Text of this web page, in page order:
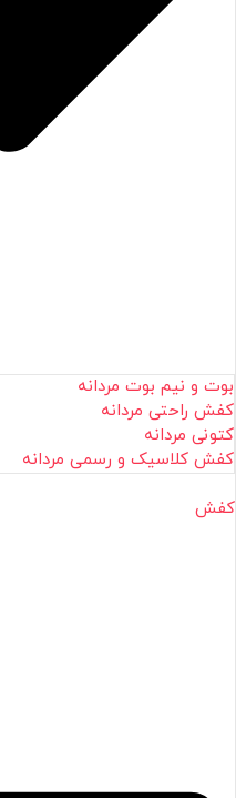
بوت و نیم بوت مردانه
کفش راحتی مردانه
کتونی مردانه
کفش کلاسیک و رسمی مردانه
کفش